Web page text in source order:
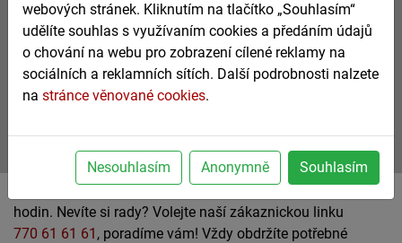
výměna, oprava, servis a montáž
s garancí servisní jistoty
770 61 61 61
nezávazná poptávka
Rychlá a nekomplikovaná výměna plynového kotle za pár
hodin. Nevíte si rady? Volejte naší zákaznickou linku
770 61 61 61 , poradíme vám! Vždy obdržíte potřebné
webových stránek. Kliknutím na tlačítko „Souhlasím“
udělíte souhlas s využívaním cookies a předáním údajů
o chování na webu pro zobrazení cílené reklamy na
sociálních a reklamních sítích. Další podrobnosti nalzete
na stránce věnované cookies.
Nesouhlasím Anonymně Souhlasím